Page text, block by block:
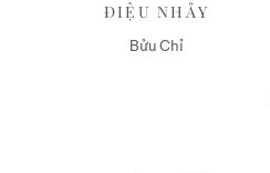
ĐIỆU NHẢY
Bửu Chỉ